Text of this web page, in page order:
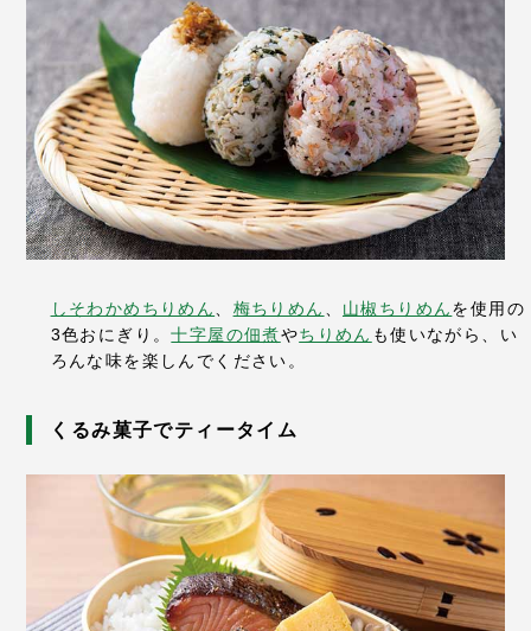
しそわかめちりめん、 梅ちりめん 、 山椒ちりめんを使用の
3色おにぎり。十字屋の佃煮やちりめん も使いながら、い
ろんな味を楽しんでください。
くるみ菓子でティータイム